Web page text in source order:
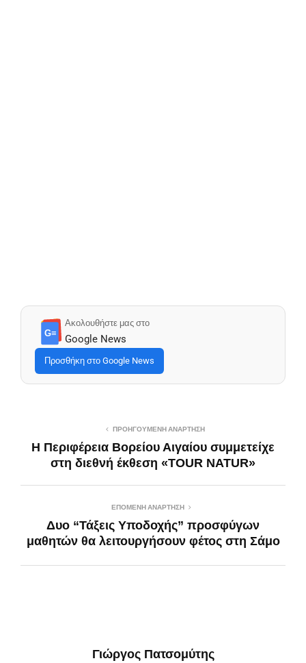
G≡
Ακολουθήστε μας στο
Google News
Προσθήκη στο Google News
ΠΡΟΗΓΟΎΜΕΝΗ ΑΝΆΡΤΗΣΗ
Η Περιφέρεια Βορείου Αιγαίου συμμετείχε
στη διεθνή έκθεση «TOUR NATUR»
ΕΠΌΜΕΝΗ ΑΝΆΡΤΗΣΗ
Δυο “Τάξεις Υποδοχής” προσφύγων
μαθητών θα λειτουργήσουν φέτος στη Σάμο
Γιώργος Πατσομύτης